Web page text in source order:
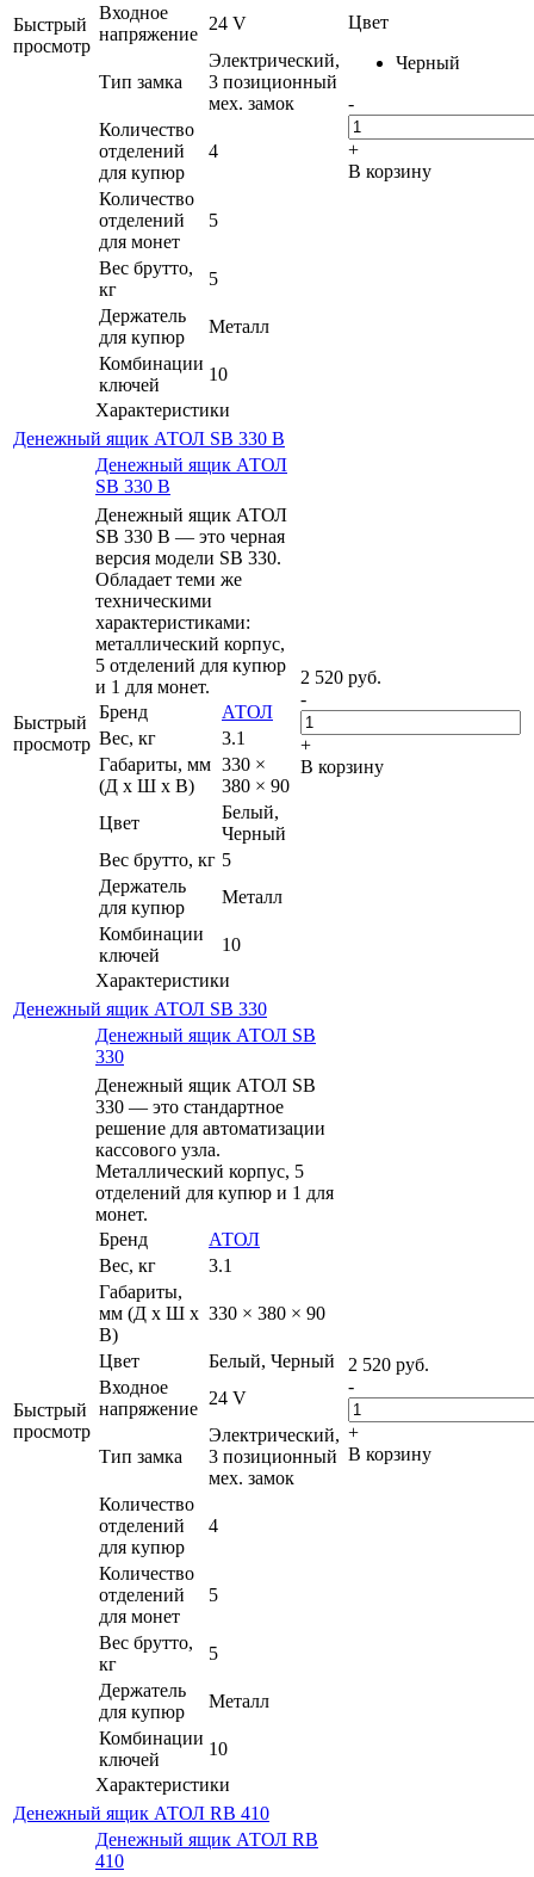
Быстрый
просмотр
Входное
напряжение
24 V
Тип замка
Электрический,
3 позиционный
мех. замок
Количество
отделений
для купюр
4
Количество
отделений
для монет
5
Вес брутто,
кг
5
Держатель
для купюр
Металл
Комбинации
ключей
10
Характеристики
Цвет
Черный
-
+
В корзину
Денежный ящик АТОЛ SB 330 B
Быстрый
просмотр
Денежный ящик АТОЛ
SB 330 B
Денежный ящик АТОЛ
SB 330 B — это черная
версия модели SB 330.
Обладает теми же
техническими
характеристиками:
металлический корпус,
5 отделений для купюр
и 1 для монет.
Бренд
АТОЛ
Вес, кг
3.1
Габариты, мм
(Д x Ш x В)
330 ×
380 × 90
Цвет
Белый,
Черный
Вес брутто, кг 5
Держатель
для купюр
Металл
Комбинации
ключей
10
Характеристики
2 520 руб.
-
+
В корзину
Денежный ящик АТОЛ SB 330
Быстрый
просмотр
Денежный ящик АТОЛ SB
330
Денежный ящик АТОЛ SB
330 — это стандартное
решение для автоматизации
кассового узла.
Металлический корпус, 5
отделений для купюр и 1 для
монет.
Бренд
АТОЛ
Вес, кг
3.1
Габариты,
мм (Д x Ш x
В)
330 × 380 × 90
Цвет
Белый, Черный
Входное
напряжение
24 V
Тип замка
Электрический,
3 позиционный
мех. замок
Количество
отделений
для купюр
4
Количество
отделений
для монет
5
Вес брутто,
кг
5
Держатель
для купюр
Металл
Комбинации
ключей
10
Характеристики
2 520 руб.
-
+
В корзину
Денежный ящик АТОЛ RB 410
Денежный ящик АТОЛ RB
410